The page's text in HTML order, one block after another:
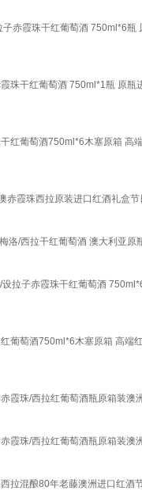
赤霞珠干红葡萄酒 750ml*6瓶
珠干红葡萄酒 750ml*1瓶 原瓶
红葡萄酒750ml*6木塞原箱 高
赤霞珠西拉原装进口红酒礼盒
洛/西拉干红葡萄酒 澳大利亚
拉子赤霞珠干红葡萄酒
葡萄酒750ml*6木塞原箱 高端
霞珠/西拉红葡萄酒瓶原箱装澳
霞珠/西拉红葡萄酒瓶原箱装澳
拉混酿80年老藤澳洲进口红酒